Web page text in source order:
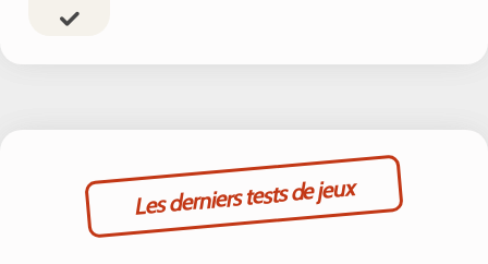
Les derniers tests de jeux